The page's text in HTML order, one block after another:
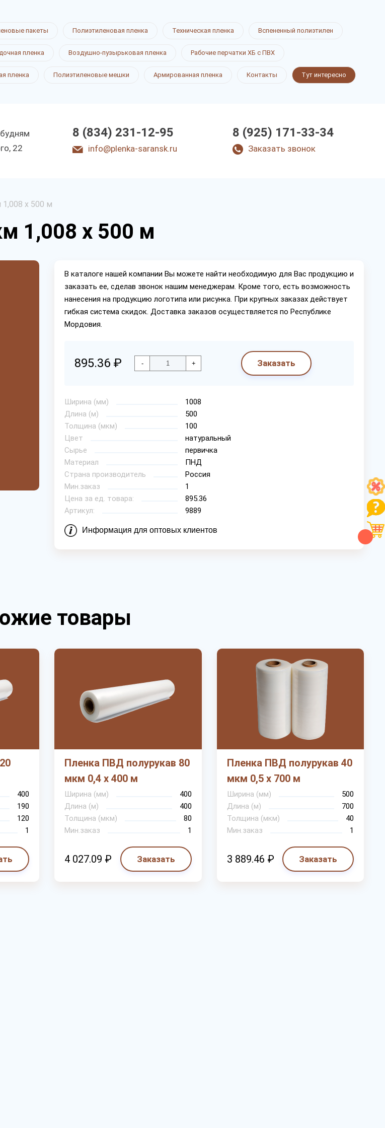
пакеты Полиэтиленовая пленка Техническая пленка Вспененный полиэтилен
пленка Воздушно-пузырьковая пленка Рабочие перчатки ХБ с ПВХ
пленка Полиэтиленовые мешки Армированная пленка Контакты Тут интересно
22
8 (834) 231-12-95
info@plenka-saransk.ru
8 (925) 171-33-34
Заказать звонок
х 500 м
1,008 х 500 м
В каталоге нашей компании Вы можете найти необходимую для Вас продукцию и
заказать ее, сделав звонок нашим менеджерам. Кроме того, есть возможность
нанесения на продукцию логотипа или рисунка. При крупных заказах действует
гибкая система скидок. Доставка заказов осуществляется по Республике
Мордовия.
895.36 ₽ - + Заказать
Ширина (мм)
1008
Длина (м)
500
Толщина (мкм)
100
Цвет
натуральный
Сырье
первичка
Материал
ПНД
Страна производитель
Россия
Мин.заказ
1
Цена за ед. товара:
895.36
Артикул:
9889
Информация для оптовых клиентов
товары
400
190
120
1
Пленка ПВД полурукав 80
мкм 0,4 х 400 м
Ширина (мм)
400
Длина (м)
400
Толщина (мкм)
80
Мин.заказ
1
4 027.09 ₽ Заказать
Пленка ПВД полурукав 40
мкм 0,5 х 700 м
Ширина (мм)
500
Длина (м)
700
Толщина (мкм)
40
Мин.заказ
1
3 889.46 ₽ Заказать